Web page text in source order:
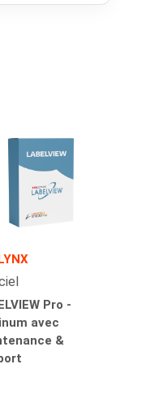
Pro -
avec
&